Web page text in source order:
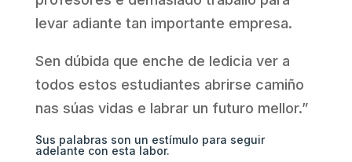
levar adiante tan importante empresa.
Sen dúbida que enche de ledicia ver a
todos estos estudiantes abrirse camiño
nas súas vidas e labrar un futuro mellor.”
Sus palabras son un estímulo para seguir
adelante con esta labor.